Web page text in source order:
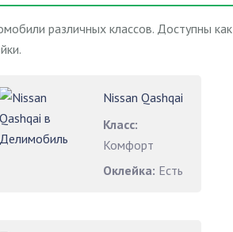
различных классов. Доступны как
Nissan Qashqai
Класс:
Комфорт
Оклейка: Есть